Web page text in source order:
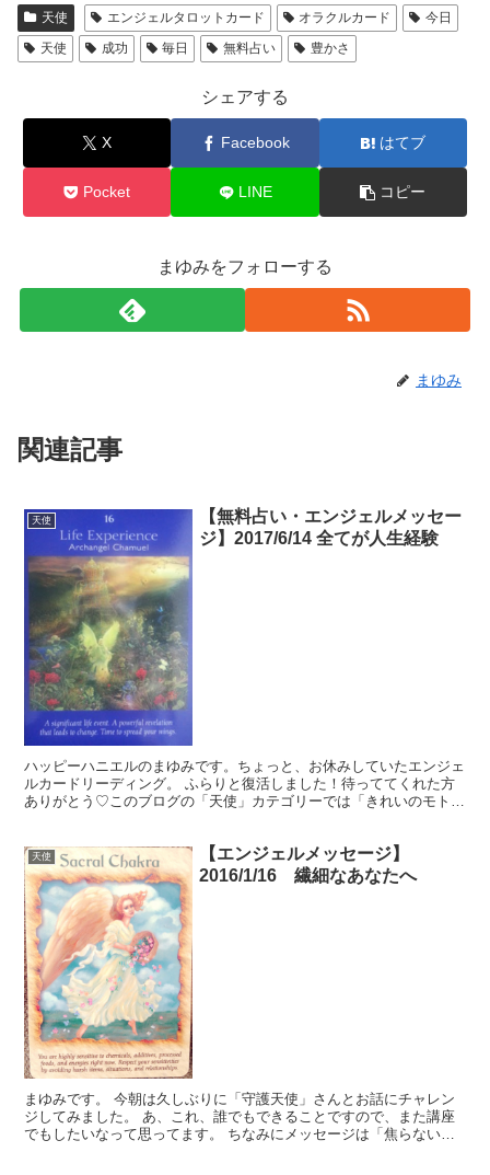
天使 エンジェルタロットカード オラクルカード
今日
天使
成功 毎日 無料占い 豊かさ
シェアする
X Facebook はてブ
Pocket LINE コピー
まゆみをフォローする
まゆみ
関連記事
天使
【無料占い・エンジェルメッセー
ジ】2017/6/14 全てが人生経験
ハッピーハニエルのまゆみです。ちょっと、お休みしていたエンジェ
ルカードリーディング。 ふらりと復活しました！待っててくれた方
ありがとう♡このブログの「天使」カテゴリーでは「きれいのモト」
天使
【エンジェルメッセージ】
2016/1/16 繊細なあなたへ
まゆみです。 今朝は久しぶりに「守護天使」さんとお話にチャレン
ジしてみました。 あ、これ、誰でもできることですので、また講座
でもしたいなって思ってます。 ちなみにメッセージは「焦らない」